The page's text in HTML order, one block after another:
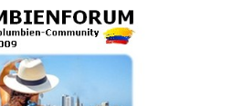
und Visum in Kolumbien und Venezuela.
im Kolumbienforum